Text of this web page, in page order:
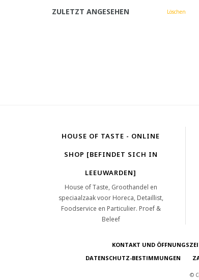
ZULETZT ANGESEHEN Löschen
HOUSE OF TASTE - ONLINE
SHOP [BEFINDET SICH IN
LEEUWARDEN]
House of Taste, Groothandel en
speciaalzaak voor Horeca, Detaillist,
Foodservice en Particulier. Proef &
Beleef
KONTAKT UND
DATENSCHUTZ-BESTIMMUNGEN
©